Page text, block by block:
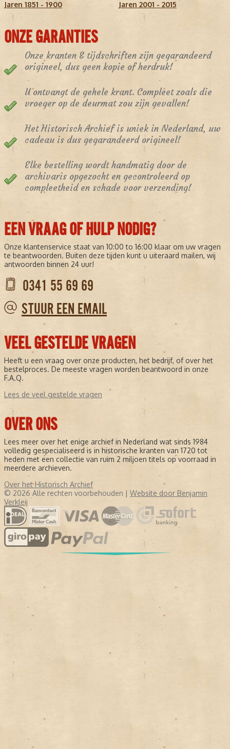
Jaren 1851 - 1900 Jaren 2001 - 2015
ONZE GARANTIES
Onze kranten & tijdschriften zijn gegarandeerd
origineel, dus geen kopie of herdruk!
U ontvangt de gehele krant. Compleet zoals die
vroeger op de deurmat zou zijn gevallen!
Het Historisch Archief is uniek in Nederland, uw
cadeau is dus gegarandeerd origineel!
Elke bestelling wordt handmatig door de
archivaris opgezocht en gecontroleerd op
compleetheid en schade voor verzending!
EEN VRAAG OF HULP NODIG?
Onze klantenservice staat van 10:00 to 16:00 klaar om uw vragen
te beantwoorden. Buiten deze tijden kunt u uiteraard mailen, wij
antwoorden binnen 24 uur!
0341 55 69 69
STUUR EEN EMAIL
VEEL GESTELDE VRAGEN
Heeft u een vraag over onze producten, het bedrijf, of over het
bestelproces. De meeste vragen worden beantwoord in onze
F.A.Q.
Lees de veel gestelde vragen
OVER ONS
Lees meer over het enige archief in Nederland wat sinds 1984
volledig gespecialiseerd is in historische kranten van 1720 tot
heden met een collectie van ruim 2 miljoen titels op voorraad in
meerdere archieven.
Over het Historisch Archief
© 2026 Alle rechten voorbehouden | Website door Benjamin
Verkleij